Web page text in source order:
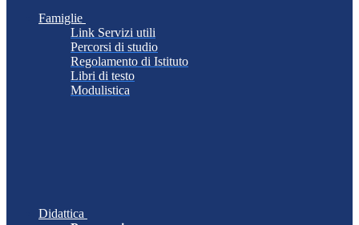
Famiglie
Link Servizi utili
Percorsi di studio
Regolamento di Istituto
Libri di testo
Modulistica
Didattica